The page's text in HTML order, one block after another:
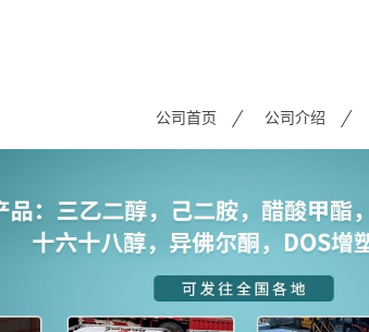
公司首页 公司介绍